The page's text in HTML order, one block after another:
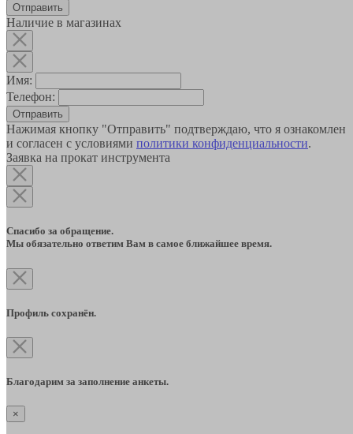
Наличие в магазинах
Имя:
Телефон:
Отправить
Нажимая кнопку "Отправить" подтверждаю, что я ознакомлен
и согласен с условиями политики конфиденциальности.
Заявка на прокат инструмента
Спасибо за обращение.
Мы обязательно ответим Вам в самое ближайшее время.
Профиль сохранён.
Благодарим за заполнение анкеты.
×